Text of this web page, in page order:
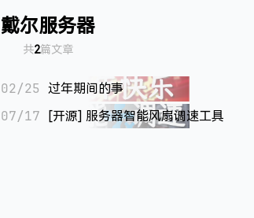
戴尔服务器
共2篇文章
02/25 过年期间的事
07/17 [开源] 服务器智能风扇调速工具